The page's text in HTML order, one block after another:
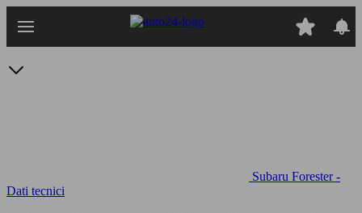
Subaru Forester -
Dati tecnici